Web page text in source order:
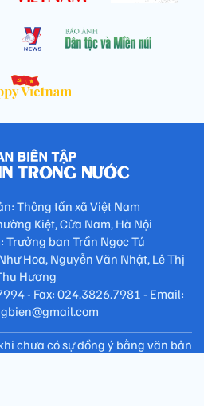
Thông tấn xã Việt Nam
Kiệt, Cửa Nam, Hà Nội
Trưởng ban Trần Ngọc Tú
Hoa, Nguyễn Văn Nhật, Lê Thị
Hương
- Fax: 024.3826.7981 - Email:
chưa có sự đồng ý bằng văn bản